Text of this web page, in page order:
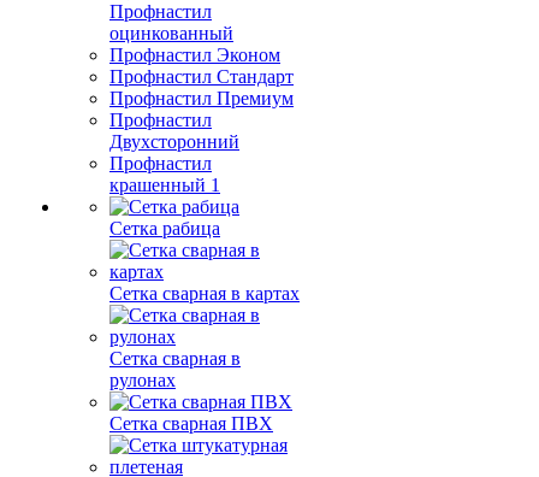
Профнастил
оцинкованный
Профнастил Эконом
Профнастил Стандарт
Профнастил Премиум
Профнастил
Двухсторонний
Профнастил
крашенный 1
Сетка рабица
Сетка сварная в картах
Сетка сварная в
рулонах
Сетка сварная ПВХ